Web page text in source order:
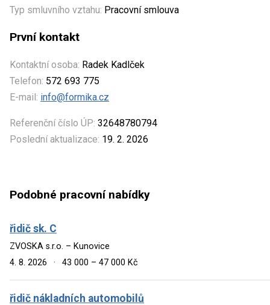
Typ smluvního vztahu: Pracovní smlouva
První kontakt
Kontaktní osoba: Radek Kadlček
Telefon: 572 693 775
E-mail: info@formika.cz
Referenční číslo ÚP: 32648780794
Poslední aktualizace: 19. 2. 2026
Podobné pracovní nabídky
řidič sk. C
ZVOSKA s.r.o. – Kunovice
4. 8. 2026
· 43 000 – 47 000 Kč
řidič nákladních automobilů